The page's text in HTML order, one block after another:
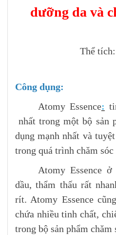
dưỡng da và
Thể
Công dụng:
Atomy Essence:
nhất trong một bộ sản
dụng mạnh nhất và
trong quá trình chăm sóc
Atomy Essence
dầu, thẩm thấu rất
rít. Atomy Essence
chứa nhiều tinh chất,
trong bộ sản phẩm chăm